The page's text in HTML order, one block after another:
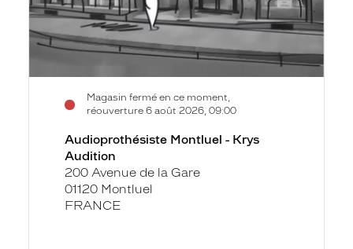
Magasin fermé en ce moment,
réouverture 6 août 2026, 09:00
Audioprothésiste Montluel - Krys
Audition
200 Avenue de la Gare
01120 Montluel
FRANCE